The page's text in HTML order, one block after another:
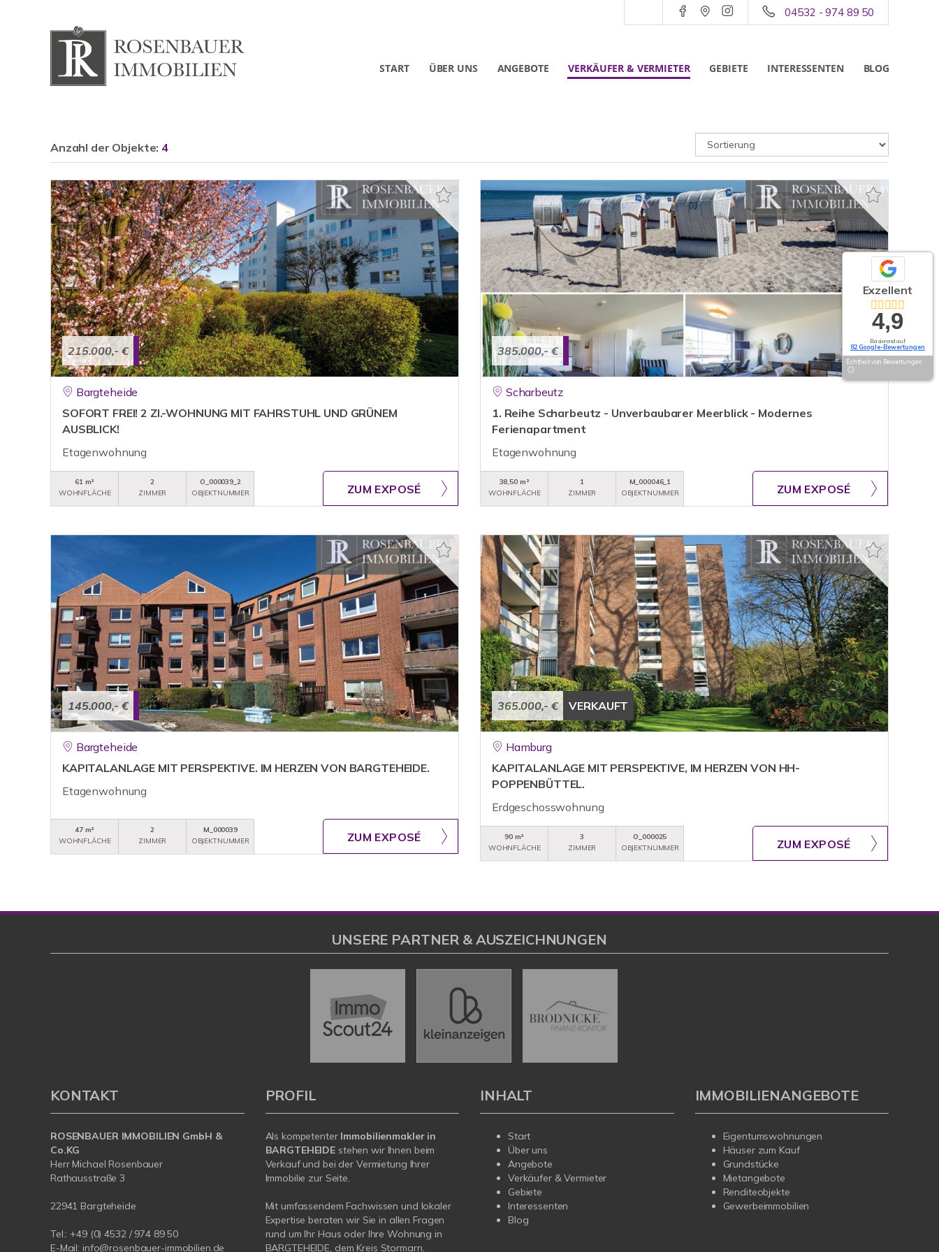
04532 - 974 89 50
START ÜBER UNS ANGEBOTE VERKÄUFER & VERMIETER GEBIETE INTERESSENTEN BLOG
Anzahl der Objekte: 4
215.000,- €
Bargteheide
SOFORT FREI! 2 ZI.-WOHNUNG MIT FAHRSTUHL UND GRÜNEM
AUSBLICK!
Etagenwohnung
61 m²
WOHNFLÄCHE
2
ZIMMER
O_000039_2
OBJEKTNUMMER
ZUM EXPOSÉ
385.000,- €
Scharbeutz
1. Reihe Scharbeutz - Unverbaubarer Meerblick - Modernes
Ferienapartment
Etagenwohnung
38,50 m²
WOHNFLÄCHE
1
ZIMMER
M_000046_1
OBJEKTNUMMER
ZUM EXPOSÉ
145.000,- €
Bargteheide
KAPITALANLAGE MIT PERSPEKTIVE. IM HERZEN VON BARGTEHEIDE.
Etagenwohnung
47 m²
WOHNFLÄCHE
2
ZIMMER
M_000039
OBJEKTNUMMER
ZUM EXPOSÉ
365.000,- € VERKAUFT
Hamburg
KAPITALANLAGE MIT PERSPEKTIVE, IM HERZEN VON HH-
POPPENBÜTTEL.
Erdgeschosswohnung
90 m²
WOHNFLÄCHE
3
ZIMMER
O_000025
OBJEKTNUMMER
ZUM EXPOSÉ
Exzellent
4,9
Basierend auf
82 Google-Bewertungen
Echtheit von Bewertungen
UNSERE PARTNER & AUSZEICHNUNGEN
KONTAKT
ROSENBAUER IMMOBILIEN GmbH &
Co.KG
Herr Michael Rosenbauer
Rathausstraße 3
22941 Bargteheide
Tel.: +49 (0) 4532 / 974 89 50
E-Mail: info@rosenbauer-immobilien.de
PROFIL
Als kompetenter Immobilienmakler in
BARGTEHEIDE stehen wir Ihnen beim
Verkauf und bei der Vermietung Ihrer
Immobilie zur Seite.
Mit umfassendem Fachwissen und lokaler
Expertise beraten wir Sie in allen Fragen
rund um Ihr Haus oder Ihre Wohnung in
BARGTEHEIDE, dem Kreis Stormarn,
INHALT
Start
Über uns
Angebote
Verkäufer & Vermieter
Gebiete
Interessenten
Blog
IMMOBILIENANGEBOTE
Eigentumswohnungen
Häuser zum Kauf
Grundstücke
Mietangebote
Renditeobjekte
Gewerbeimmobilien